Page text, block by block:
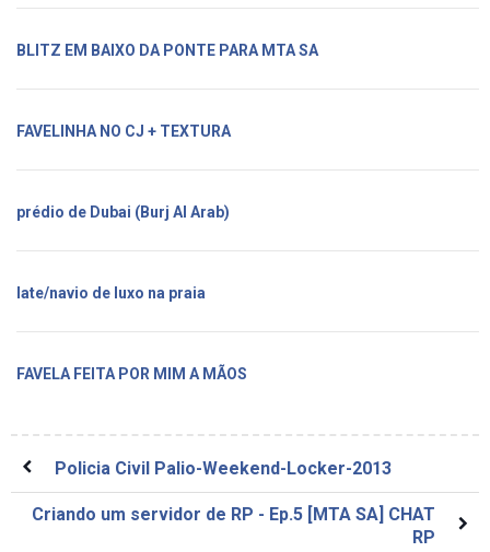
BLITZ EM BAIXO DA PONTE PARA MTA SA
FAVELINHA NO CJ + TEXTURA
prédio de Dubai (Burj Al Arab)
Iate/navio de luxo na praia
FAVELA FEITA POR MIM A MÃOS
Policia Civil Palio-Weekend-Locker-2013
Criando um servidor de RP - Ep.5 [MTA SA] CHAT
RP